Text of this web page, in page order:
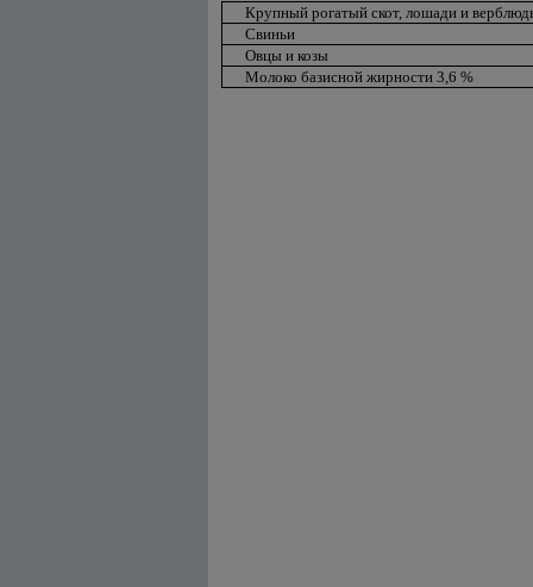
Крупный рогатый скот, лошади и
Свиньи
Овцы и козы
Молоко базисной жирности 3,6 %